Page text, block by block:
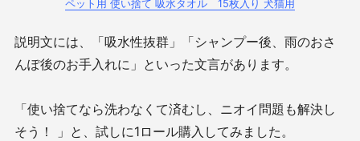
ペット用 使い捨て 吸水タオル 15枚入り 犬猫用
説明文には、「吸水性抜群」「シャンプー後、雨のおさ
んぽ後のお手入れに」といった文言があります。
「使い捨てなら洗わなくて済むし、ニオイ問題も解決し
そう！ 」と、試しに1ロール購入してみました。